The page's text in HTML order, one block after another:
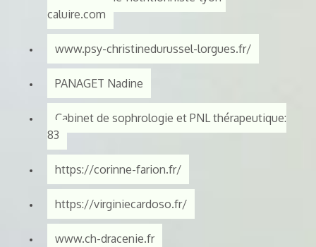
caluire.com
www.psy-christinedurussel-lorgues.fr/
PANAGET Nadine
Cabinet de sophrologie et PNL thérapeutique:
83
https://corinne-farion.fr/
https://virginiecardoso.fr/
www.ch-dracenie.fr